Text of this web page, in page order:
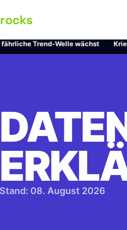
Ticker
Trend-Welle wächst·
Stand: 08. August 2026